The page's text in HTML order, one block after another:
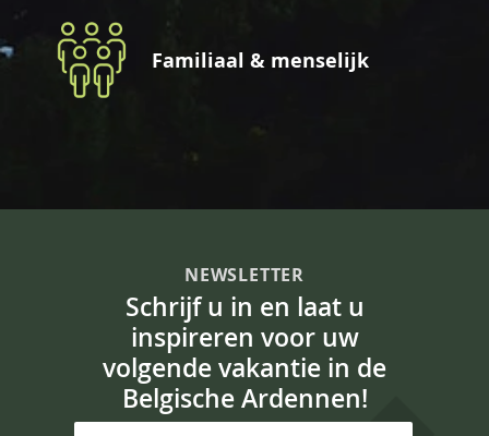
Familiaal & menselijk
NEWSLETTER
Schrijf u in en laat u
inspireren voor uw
volgende vakantie in de
Belgische Ardennen!